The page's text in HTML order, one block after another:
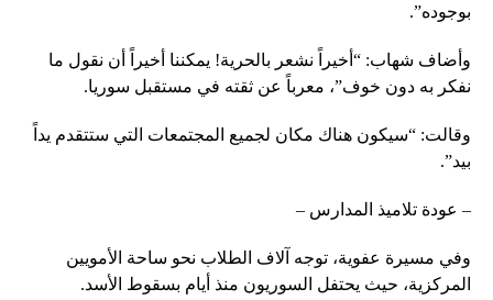
بوجوده”.
وأضاف شهاب: “أخيراً نشعر بالحرية! يمكننا أخيراً أن نقول ما
نفكر به دون خوف”، معرباً عن ثقته في مستقبل سوريا.
وقالت: “سيكون هناك مكان لجميع المجتمعات التي ستتقدم يداً
بيد”.
– عودة تلاميذ المدارس –
وفي مسيرة عفوية، توجه آلاف الطلاب نحو ساحة الأمويين
المركزية، حيث يحتفل السوريون منذ أيام بسقوط الأسد.